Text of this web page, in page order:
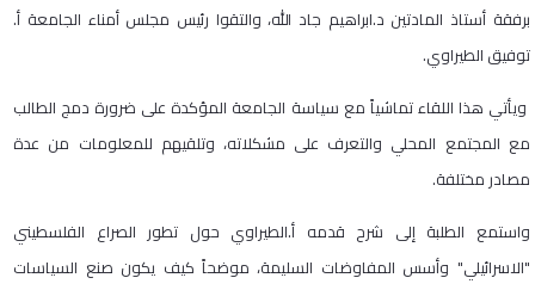
برفقة أستاذ المادتين د.ابراهيم جاد الله، والتقوا رئيس مجلس أمناء الجامعة أ.
توفيق الطيراوي.
ويأتي هذا اللقاء تماشياً مع سياسة الجامعة المؤكدة على ضرورة دمج الطالب
مع المجتمع المحلي والتعرف على مشكلاته، وتلقيهم للمعلومات من عدة
مصادر مختلفة.
واستمع الطلبة إلى شرح قدمه أ.الطيراوي حول تطور الصراع الفلسطيني
"الاسرائيلي" وأسس المفاوضات السليمة، موضحاً كيف يكون صنع السياسات